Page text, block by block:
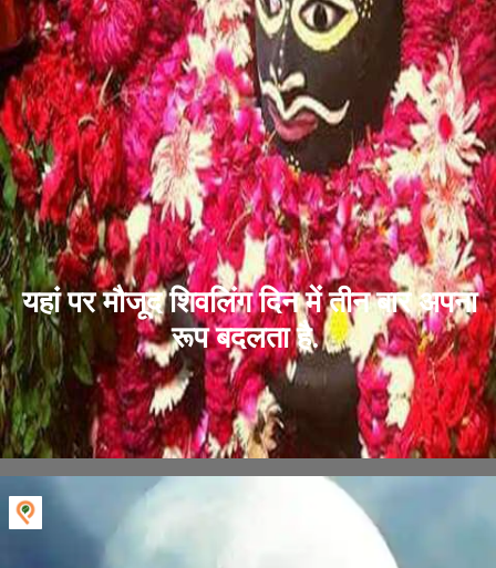
यहां पर मौजूद शिवलिंग दिन में तीन बार अपना
रूप बदलता है.